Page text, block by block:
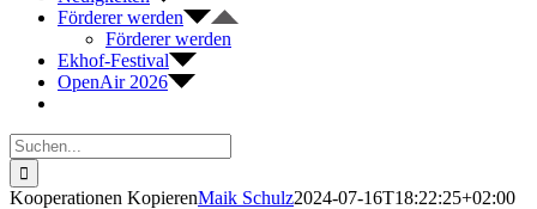
Förderer werden
Förderer werden
Ekhof-Festival
OpenAir 2026
Suche
nach:
Kooperationen KopierenMaik Schulz2024-07-16T18:22:25+02:00